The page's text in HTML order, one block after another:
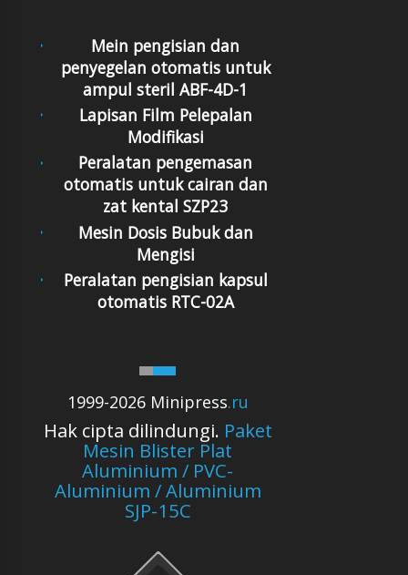
1999-2026 Minipress.ru
Hak cipta dilindungi. Paket
Mesin Blister Plat
Aluminium / PVC-
Aluminium / Aluminium
SJP-15C
Mein pengisian dan
penyegelan otomatis untuk
ampul steril ABF-4D-1
Lapisan Film Pelepalan
Modifikasi
Peralatan pengemasan
otomatis untuk cairan dan
zat kental SZP23
Mesin Dosis Bubuk dan
Mengisi
Peralatan pengisian kapsul
otomatis RTC-02A